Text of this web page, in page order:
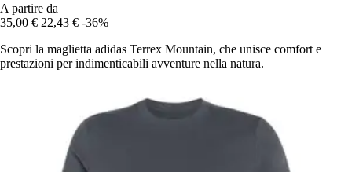
A partire da
35,00 € 22,43 € -36%
Scopri la maglietta adidas Terrex Mountain, che unisce comfort e
prestazioni per indimenticabili avventure nella natura.